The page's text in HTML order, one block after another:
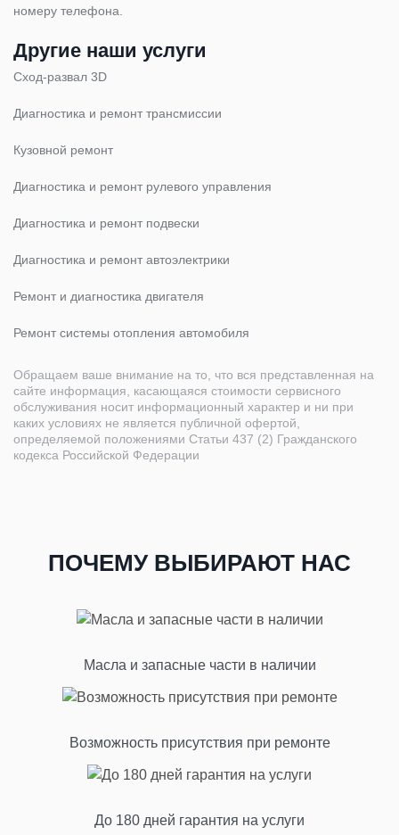
номеру телефона.
Другие наши услуги
Cход-развал 3D
Диагностика и ремонт трансмиссии
Кузовной ремонт
Диагностика и ремонт рулевого управления
Диагностика и ремонт подвески
Диагностика и ремонт автоэлектрики
Ремонт и диагностика двигателя
Ремонт системы отопления автомобиля
Обращаем ваше внимание на то, что вся представленная на
сайте информация, касающаяся стоимости сервисного
обслуживания носит информационный характер и ни при
каких условиях не является публичной офертой,
определяемой положениями Статьи 437 (2) Гражданского
кодекса Российской Федерации
ПОЧЕМУ ВЫБИРАЮТ НАС
Масла и запасные части в наличии
Возможность присутствия при ремонте
До 180 дней гарантия на услуги